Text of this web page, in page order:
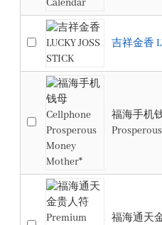
吉祥金香
福海手机
福海通天